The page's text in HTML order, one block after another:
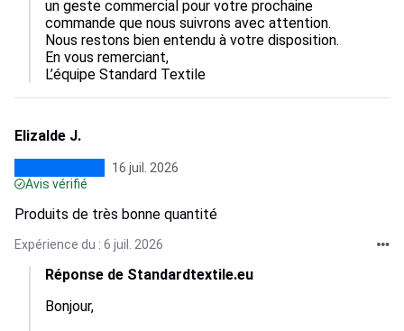
un geste commercial pour votre prochaine
commande que nous suivrons avec attention.
Nous restons bien entendu à votre disposition.
En vous remerciant,
L’équipe Standard Textile
Elizalde J.
16 juil. 2026
Avis vérifié
Produits de très bonne quantité
Expérience du : 6 juil. 2026
Réponse de Standardtextile.eu
Bonjour,